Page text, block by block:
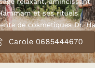
et ses rituels
de cosmétiques Dr.
Carole 0685444670